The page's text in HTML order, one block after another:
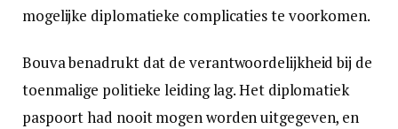
mogelijke diplomatieke complicaties te voorkomen.
Bouva benadrukt dat de verantwoordelijkheid bij de
toenmalige politieke leiding lag. Het diplomatiek
paspoort had nooit mogen worden uitgegeven, en